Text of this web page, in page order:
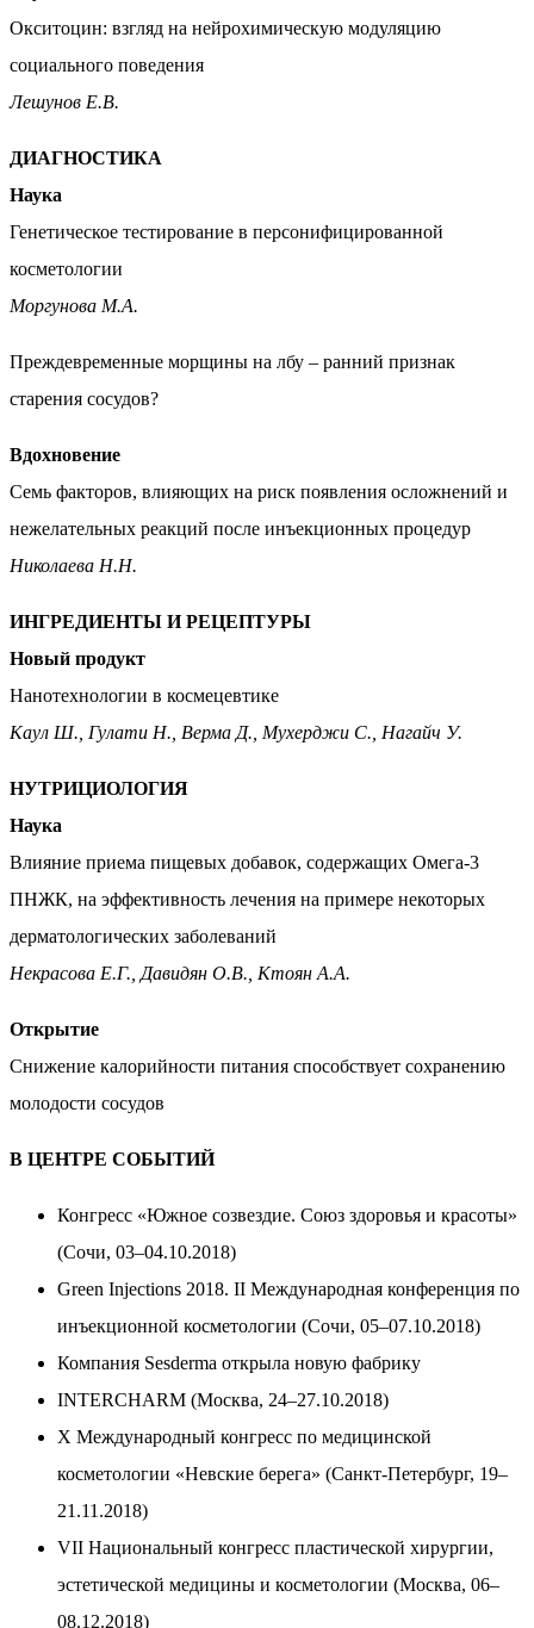
Окситоцин: взгляд на нейрохимическую модуляцию
социального поведения
Лешунов Е.В.
ДИАГНОСТИКА
Наука
Генетическое тестирование в персонифицированной
косметологии
Моргунова М.А.
Преждевременные морщины на лбу – ранний признак
старения сосудов?
Вдохновение
Семь факторов, влияющих на риск появления осложнений и
нежелательных реакций после инъекционных процедур
Николаева Н.Н.
ИНГРЕДИЕНТЫ И РЕЦЕПТУРЫ
Новый продукт
Нанотехнологии в космецевтике
Каул Ш., Гулати Н., Верма Д., Мухерджи С., Нагайч У.
НУТРИЦИОЛОГИЯ
Наука
Влияние приема пищевых добавок, содержащих Омега-3
ПНЖК, на эффективность лечения на примере некоторых
дерматологических заболеваний
Некрасова Е.Г., Давидян О.В., Ктоян А.А.
Открытие
Снижение калорийности питания способствует сохранению
молодости сосудов
В ЦЕНТРЕ СОБЫТИЙ
Конгресс «Южное созвездие. Союз здоровья и красоты»
(Сочи, 03–04.10.2018)
Green Injections 2018. II Международная конференция по
инъекционной косметологии (Сочи, 05–07.10.2018)
Компания Sesderma открыла новую фабрику
INTERCHARM (Москва, 24–27.10.2018)
X Международный конгресс по медицинской
косметологии «Невские берега» (Санкт-Петербург, 19–
21.11.2018)
VII Национальный конгресс пластической хирургии,
эстетической медицины и косметологии (Москва, 06–
08.12.2018)